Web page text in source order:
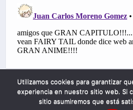
Utilizamos cookies para garantizar
experiencia en nuestro sitio web. Si
sitio asumiremos que está